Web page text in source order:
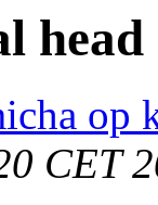
head
op
CET